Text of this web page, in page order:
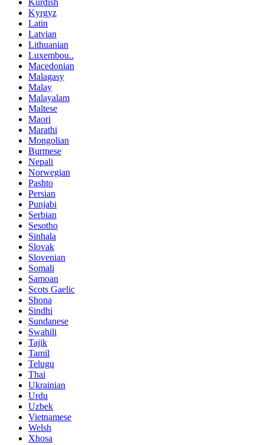
Kurdish
Kyrgyz
Latin
Latvian
Lithuanian
Luxembou..
Macedonian
Malagasy
Malay
Malayalam
Maltese
Maori
Marathi
Mongolian
Burmese
Nepali
Norwegian
Pashto
Persian
Punjabi
Serbian
Sesotho
Sinhala
Slovak
Slovenian
Somali
Samoan
Scots Gaelic
Shona
Sindhi
Sundanese
Swahili
Tajik
Tamil
Telugu
Thai
Ukrainian
Urdu
Uzbek
Vietnamese
Welsh
Xhosa